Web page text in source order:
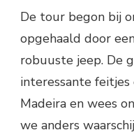
De tour begon bij
opgehaald door
robuuste jeep. De
interessante feitjes
Madeira en wees
we anders